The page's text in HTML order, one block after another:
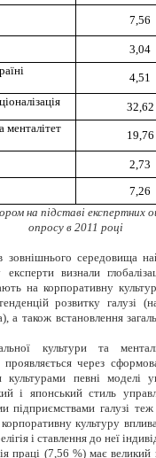
7,56
3,04
4,51
32,62
менталітет
19,76
2,73
7,26
на підставі експертних
опросу в 2011 році
зовнішнього середовища
визнали
на корпоративну
розвитку галузі (
а також встановлення
культури та
через
культурами певні моделі
і японський стиль
підприємствами галузі
культуру
і ставлення до неї
праці (7,56 %) має